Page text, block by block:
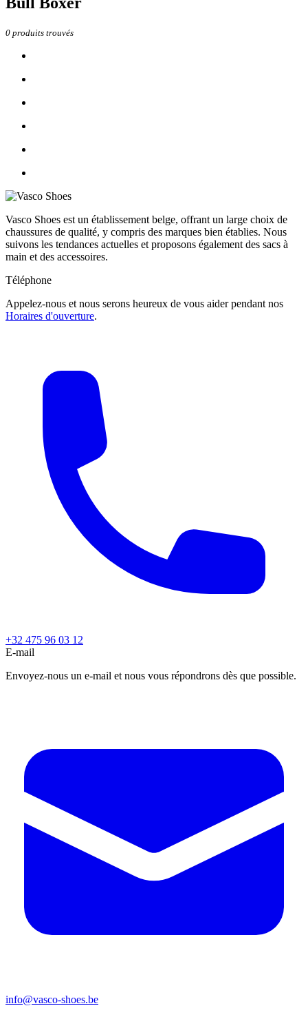
0 produits trouvés
Vasco Shoes est un établissement belge, offrant un large choix de
chaussures de qualité, y compris des marques bien établies. Nous
suivons les tendances actuelles et proposons également des sacs à
main et des accessoires.
Téléphone
Appelez-nous et nous serons heureux de vous aider pendant nos
Horaires d'ouverture.
+32 475 96 03 12
E-mail
Envoyez-nous un e-mail et nous vous répondrons dès que possible.
info@vasco-shoes.be